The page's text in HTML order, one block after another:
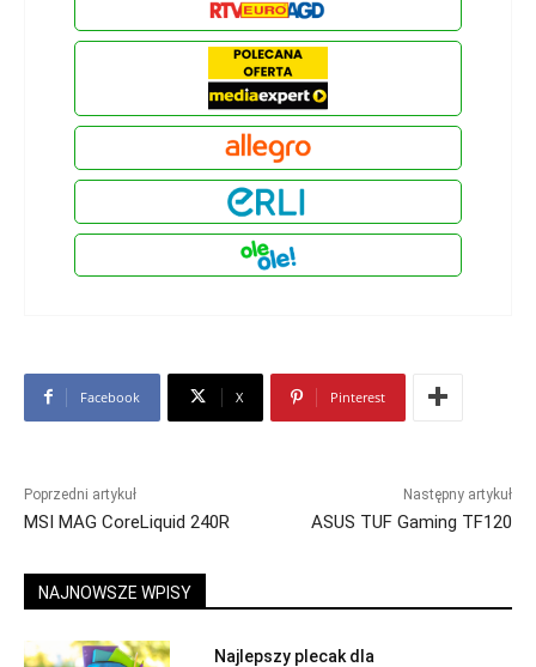
Facebook X Pinterest
Poprzedni artykuł
MSI MAG CoreLiquid 240R
Następny artykuł
ASUS TUF Gaming TF120
NAJNOWSZE WPISY
Najlepszy plecak dla